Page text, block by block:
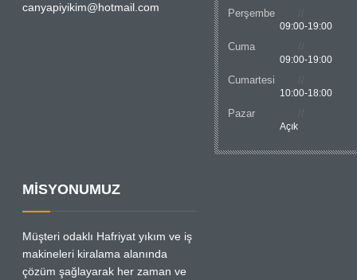
canyapiyikim@hotmail.com
Perşembe
09:00-19:00
Cuma
09:00-19:00
Cumartesi
10:00-18:00
Pazar
Açık
MİSYONUMUZ
Müşteri odaklı Hafriyat yıkım ve iş
makineleri kiralama alanında
çözüm şağlayarak her zaman ve